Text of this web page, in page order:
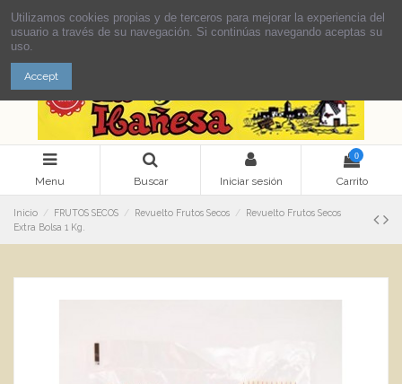
Menu Buscar Iniciar sesión
0
Carrito
Inicio FRUTOS SECOS Revuelto Frutos Secos
Revuelto Frutos Secos
Extra Bolsa 1 Kg.
Utilizamos cookies propias y de terceros para mejorar la experiencia del
usuario a través de su navegación. Si continúas navegando aceptas su
uso.
Accept